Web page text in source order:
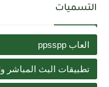
التسميات
العاب ppsspp
تطبيقات البث المباشر